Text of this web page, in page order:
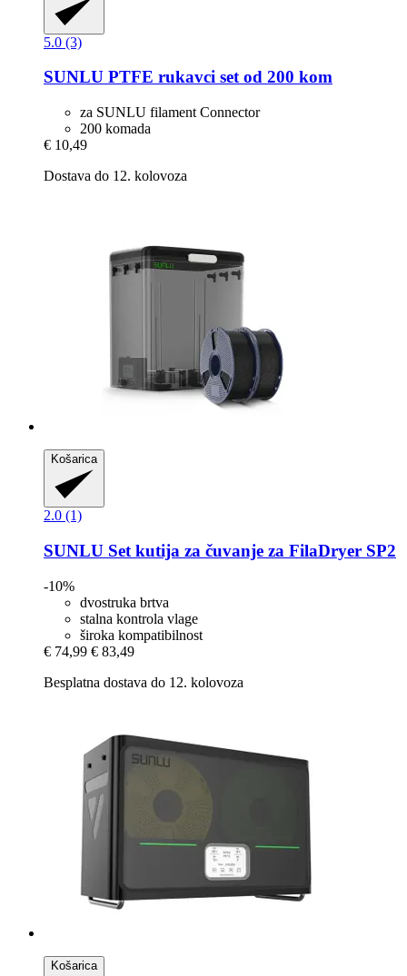
5.0 (3)
SUNLU PTFE rukavci set od 200 kom
za SUNLU filament Connector
200 komada
€ 10,49
Dostava do 12. kolovoza
Košarica
2.0 (1)
SUNLU Set kutija za čuvanje za FilaDryer SP2
-10%
dvostruka brtva
stalna kontrola vlage
široka kompatibilnost
€ 74,99 € 83,49
Besplatna dostava do 12. kolovoza
Košarica